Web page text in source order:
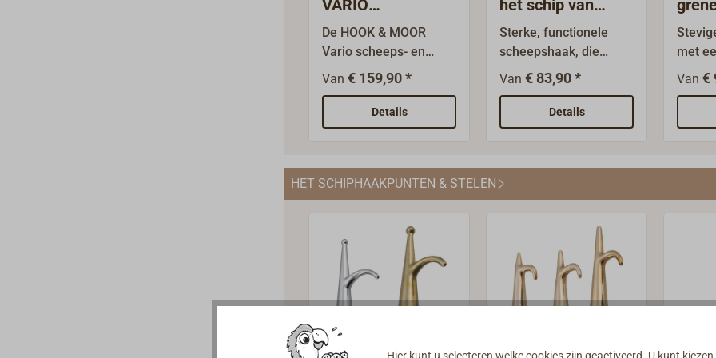
VARIO
scheepshaak en
boeienhaak
De HOOK & MOOR
Vario scheeps- en
boeihaak maakt het
aanleggen makkelijker.
Dankzij de
geraffineerde,
mechaniek van de
goed opbergbare
telescoop-
scheepshaak kunnen
scheepslijnen
razendsnel door
ringen, bolders,
klampen of ladders
voordeel van de Hook
Van € 159,90 *
Details
het schip van
aluminium met
punt
Sterke, functionele
scheepshaak, die
zowel voor
pleziervaartuigen als
voor professioneel
gebruik geschikt
geanodiseerde
aluminiumbuis, die
licht is en een hoge
stabiliteit biedt.Met
aluminiumgietwerk
aan het ene uiteinde
en een kunststofgreep
Van € 83,90 *
Details
met
van
1,10
vindt
Van €
HET SCHIPHAAKPUNTEN & STELEN